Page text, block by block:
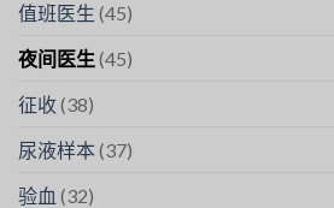
值班医生 (45)
夜间医生 (45)
征收(38)
尿液样本(37)
验血 (32)